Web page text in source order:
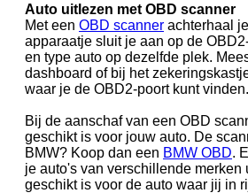
Auto uitlezen met OBD scanner
Met een OBD scanner achterhaal
apparaatje sluit je aan op de
en type auto op dezelfde plek.
dashboard of bij het
waar je de OBD2-poort kunt vinden.
Bij de aanschaf van een OBD
geschikt is voor jouw auto. De
BMW? Koop dan een BMW OBD.
je auto's van verschillende
geschikt is voor de auto waar jij in